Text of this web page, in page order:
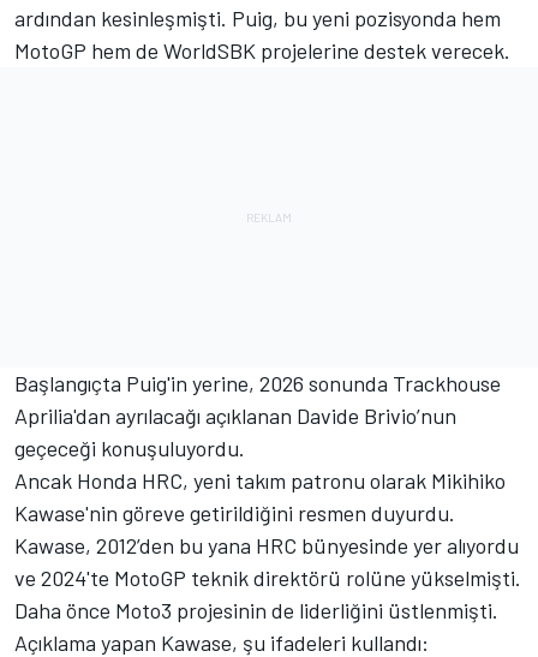
ardından kesinleşmişti. Puig, bu yeni pozisyonda hem
MotoGP hem de WorldSBK projelerine destek verecek.
Başlangıçta Puig'in yerine, 2026 sonunda Trackhouse
Aprilia'dan ayrılacağı açıklanan Davide Brivio’nun
geçeceği konuşuluyordu.
Ancak Honda HRC, yeni takım patronu olarak Mikihiko
Kawase'nin göreve getirildiğini resmen duyurdu.
Kawase, 2012’den bu yana HRC bünyesinde yer alıyordu
ve 2024'te MotoGP teknik direktörü rolüne yükselmişti.
Daha önce Moto3 projesinin de liderliğini üstlenmişti.
Açıklama yapan Kawase, şu ifadeleri kullandı: